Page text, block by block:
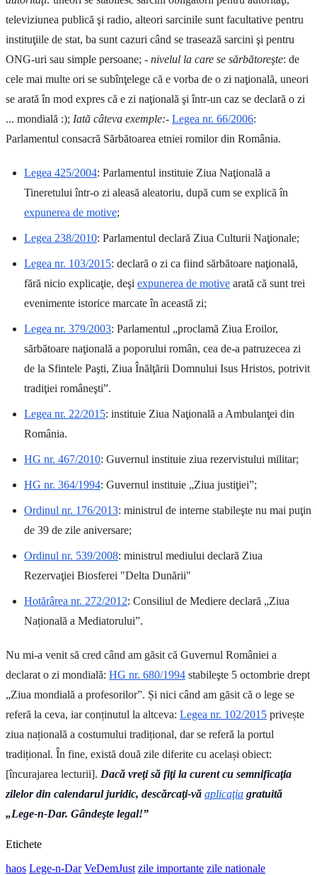
televiziunea publică şi radio, alteori sarcinile sunt facultative pentru
instituţiile de stat, ba sunt cazuri când se trasează sarcini şi pentru
ONG-uri sau simple persoane; - nivelul la care se sărbătoreşte: de
cele mai multe ori se subînţelege că e vorba de o zi naţională, uneori
se arată în mod expres că e zi naţională şi într-un caz se declară o zi
... mondială :); Iată câteva exemple:- Legea nr. 66/2006:
Parlamentul consacră Sărbătoarea etniei romilor din România.
Legea 425/2004: Parlamentul instituie Ziua Naţională a
Tineretului într-o zi aleasă aleatoriu, după cum se explică în
expunerea de motive;
Legea 238/2010: Parlamentul declară Ziua Culturii Naţionale;
Legea nr. 103/2015: declară o zi ca fiind sărbătoare naţională,
fără nicio explicaţie, deşi expunerea de motive arată că sunt trei
evenimente istorice marcate în această zi;
Legea nr. 379/2003: Parlamentul „proclamă Ziua Eroilor,
sărbătoare naţională a poporului român, cea de-a patruzecea zi
de la Sfintele Paşti, Ziua Înălţării Domnului Isus Hristos, potrivit
tradiţiei româneşti”.
Legea nr. 22/2015: instituie Ziua Naţională a Ambulanţei din
România.
HG nr. 467/2010: Guvernul instituie ziua rezervistului militar;
HG nr. 364/1994: Guvernul instituie „Ziua justiţiei”;
Ordinul nr. 176/2013: ministrul de interne stabileşte nu mai puţin
de 39 de zile aniversare;
Ordinul nr. 539/2008: ministrul mediului declară Ziua
Rezervaţiei Biosferei "Delta Dunării"
Hotărârea nr. 272/2012: Consiliul de Mediere declară „Ziua
Națională a Mediatorului”.
Nu mi-a venit să cred când am găsit că Guvernul României a
declarat o zi mondială: HG nr. 680/1994 stabileşte 5 octombrie drept
„Ziua mondială a profesorilor”. Și nici când am găsit că o lege se
referă la ceva, iar conținutul la altceva: Legea nr. 102/2015 privește
ziua națională a costumului tradițional, dar se referă la portul
tradițional. În fine, există două zile diferite cu același obiect:
[încurajarea lecturii]. Dacă vreţi să fiţi la curent cu semnificaţia
zilelor din calendarul juridic, descărcaţi-vă aplicaţia gratuită
„Lege-n-Dar. Gândeşte legal!”
Etichete
haos Lege-n-Dar VeDemJust zile importante zile nationale